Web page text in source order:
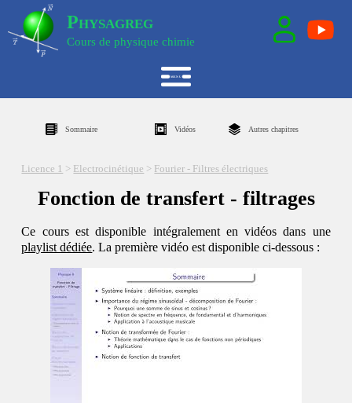
Physagreg
Cours de physique chimie
Sommaire Vidéos Autres chapitres
Licence 1 > Electrocinétique > Fourier - Filtres électriques
Fonction de transfert - filtrages
Ce cours est disponible intégralement en vidéos dans une
playlist dédiée. La première vidéo est disponible ci-dessous :